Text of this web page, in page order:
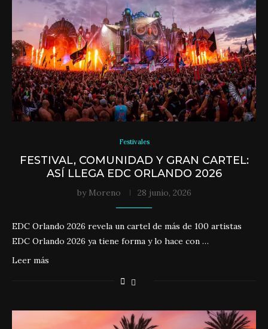
Festivales
FESTIVAL, COMUNIDAD Y GRAN CARTEL:
ASÍ LLEGA EDC ORLANDO 2026
by Moreno 28 junio, 2026
EDC Orlando 2026 revela un cartel de más de 100 artistas
EDC Orlando 2026 ya tiene forma y lo hace con …
Leer más